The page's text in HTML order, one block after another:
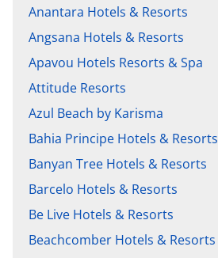
Anantara Hotels & Resorts
Angsana Hotels & Resorts
Apavou Hotels Resorts & Spa
Attitude Resorts
Azul Beach by Karisma
Bahia Principe Hotels & Resorts
Banyan Tree Hotels & Resorts
Barcelo Hotels & Resorts
Be Live Hotels & Resorts
Beachcomber Hotels & Resorts